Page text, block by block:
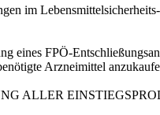
im
eines FPÖ-
Arzneimittel
ALLER